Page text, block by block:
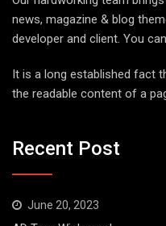
news, magazine & blog
developer and client. You
It is a long established fact
the readable content of a
Recent Post
June 20, 2023